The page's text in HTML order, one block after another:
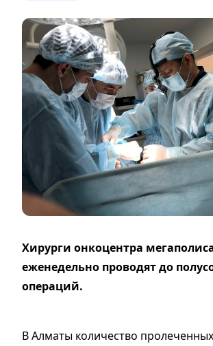
Хирурги онкоцентра
еженедельно проводят до
операций.
В Алматы количество пролеченных